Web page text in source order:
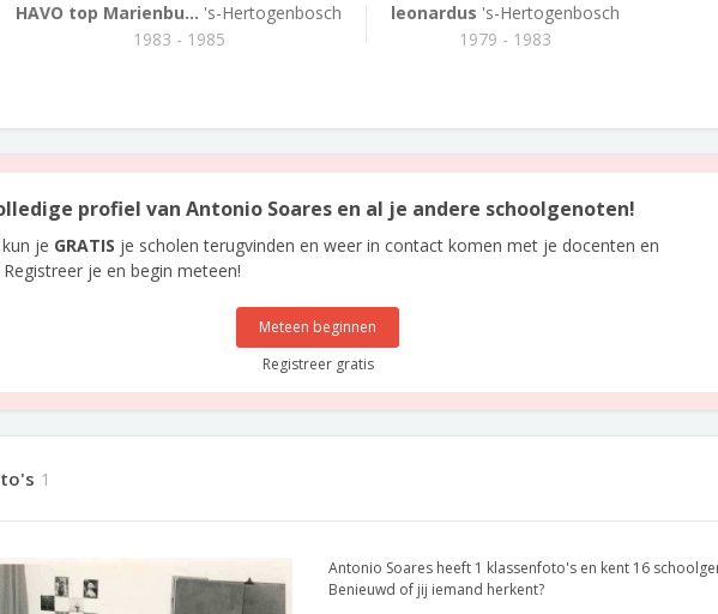
HAVO top Marienbu... 's-Hertogenbosch
1983 - 1985
leonardus 's-Hertogenbosch
1979 - 1983
profiel van Antonio Soares en al je andere schoolgenoten!
je GRATIS je scholen terugvinden en weer in contact komen met je docenten en
je en begin meteen!
Meteen beginnen
Registreer gratis
1
Antonio Soares heeft 1 klassenfoto's en kent 16
Benieuwd of jij iemand herkent?